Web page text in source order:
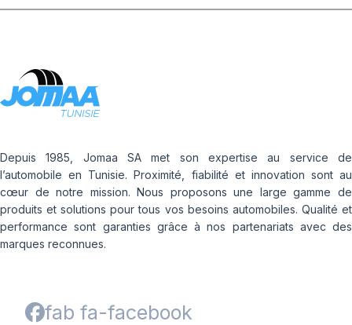
Depuis 1985, Jomaa SA met son expertise au service de
l’automobile en Tunisie. Proximité, fiabilité et innovation sont au
cœur de notre mission. Nous proposons une large gamme de
produits et solutions pour tous vos besoins automobiles. Qualité et
performance sont garanties grâce à nos partenariats avec des
marques reconnues.
fab fa-facebook